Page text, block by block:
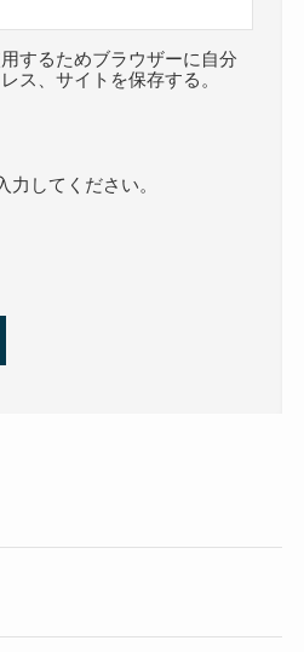
するためブラウザーに自分
ス、サイトを保存する。
力してください。